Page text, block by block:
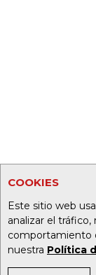
COOKIES
Este sitio web
analizar el
comportamiento
nuestra Política